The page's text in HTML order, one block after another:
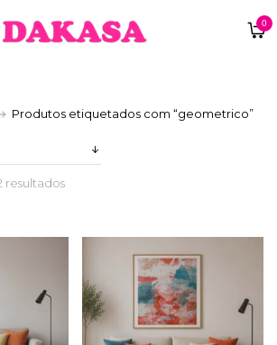
0
Sobre nós
Trocas e Devoluções
Produtos etiquetados com “geometrico”
resultados